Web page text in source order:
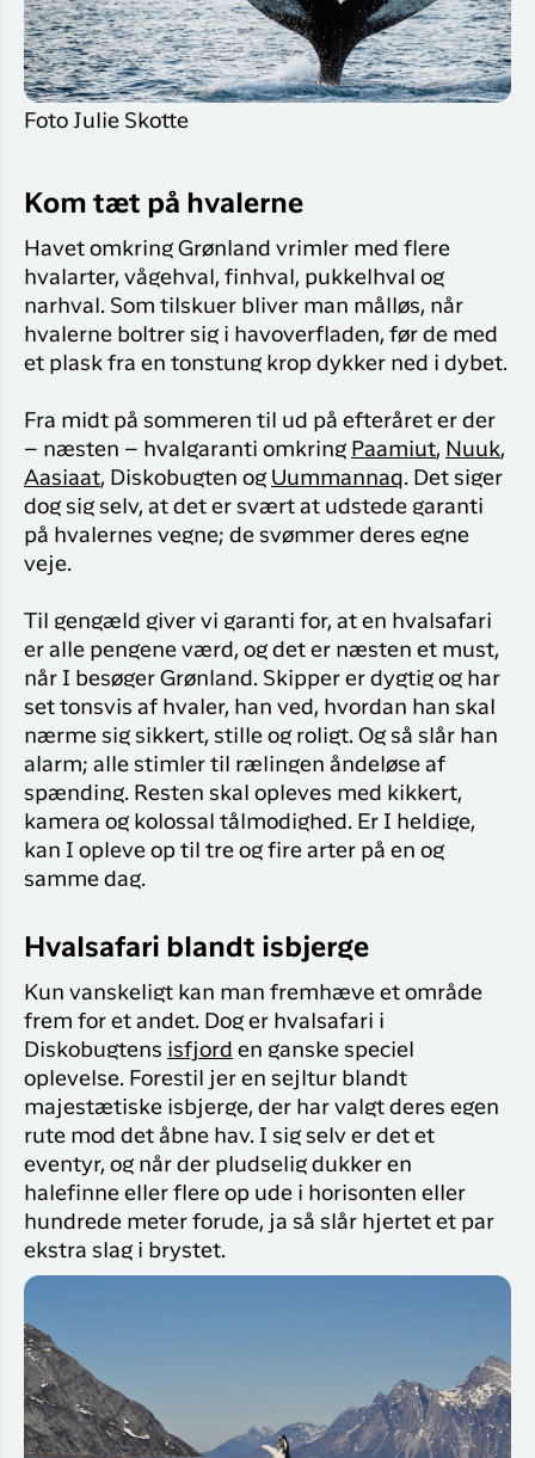
Flyrejser til
Qaqortoq
Flyrejser til
Har du glemt din adgangskode?
Ny Profil
masse eksklusive fordele. Læs mere om
her.
Tilmeld dig Club Timmisa
Foto Julie Skotte
Kom tæt på hvalerne
Havet omkring Grønland vrimler med flere
hvalarter, vågehval, finhval, pukkelhval og
narhval. Som tilskuer bliver man målløs, når
hvalerne boltrer sig i havoverfladen, før de med
et plask fra en tonstung krop dykker ned i dybet.
Fra midt på sommeren til ud på efteråret er der
– næsten – hvalgaranti omkring Paamiut, Nuuk,
Aasiaat, Diskobugten og Uummannaq. Det siger
dog sig selv, at det er svært at udstede garanti
på hvalernes vegne; de svømmer deres egne
veje.
Til gengæld giver vi garanti for, at en hvalsafari
er alle pengene værd, og det er næsten et must,
når I besøger Grønland. Skipper er dygtig og har
set tonsvis af hvaler, han ved, hvordan han skal
nærme sig sikkert, stille og roligt. Og så slår han
alarm; alle stimler til rælingen åndeløse af
spænding. Resten skal opleves med kikkert,
kamera og kolossal tålmodighed. Er I heldige,
kan I opleve op til tre og fire arter på en og
samme dag.
Hvalsafari blandt isbjerge
Kun vanskeligt kan man fremhæve et område
frem for et andet. Dog er hvalsafari i
Diskobugtens isfjord en ganske speciel
oplevelse. Forestil jer en sejltur blandt
majestætiske isbjerge, der har valgt deres egen
rute mod det åbne hav. I sig selv er det et
eventyr, og når der pludselig dukker en
halefinne eller flere op ude i horisonten eller
hundrede meter forude, ja så slår hjertet et par
ekstra slag i brystet.